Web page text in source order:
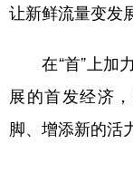
让新鲜流量变发
在“首”上加力
展的首发经济
脚、增添新的活